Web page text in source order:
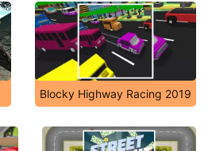
Blocky Highway Racing 2019